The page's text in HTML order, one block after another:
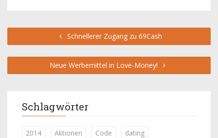
Schnellerer Zugang zu 69Cash
Neue Werbemittel in Love-Money!
Schlagwörter
2014 Aktionen Code
dating